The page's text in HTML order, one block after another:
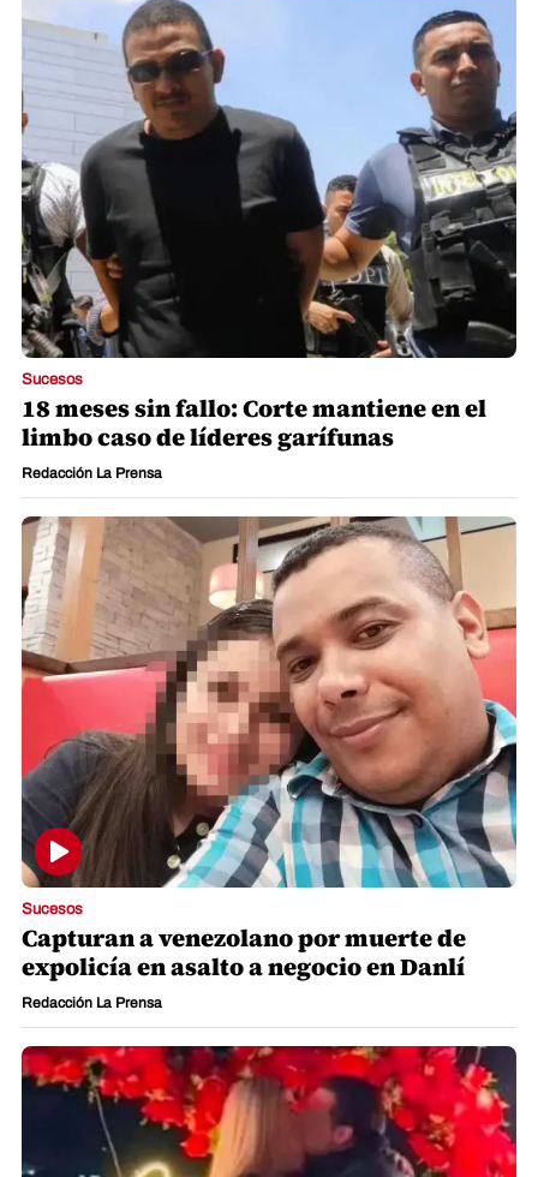
Sucesos
18 meses sin fallo: Corte mantiene en el
limbo caso de líderes garífunas
Redacción La Prensa
Sucesos
Capturan a venezolano por muerte de
expolicía en asalto a negocio en Danlí
Redacción La Prensa